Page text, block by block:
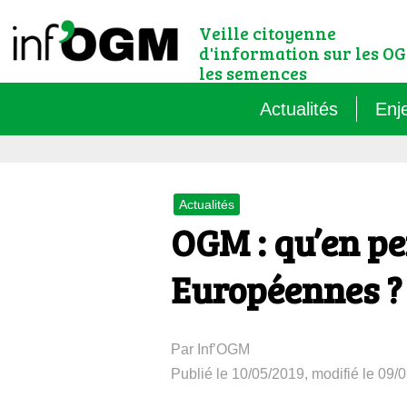
Veille citoyenne
d'information sur les
les semences
Actualités
Le
Actualités
OGM : qu’en
Européennes ?
Par Inf’OGM
Publié le 10/05/2019, modifié le 09/